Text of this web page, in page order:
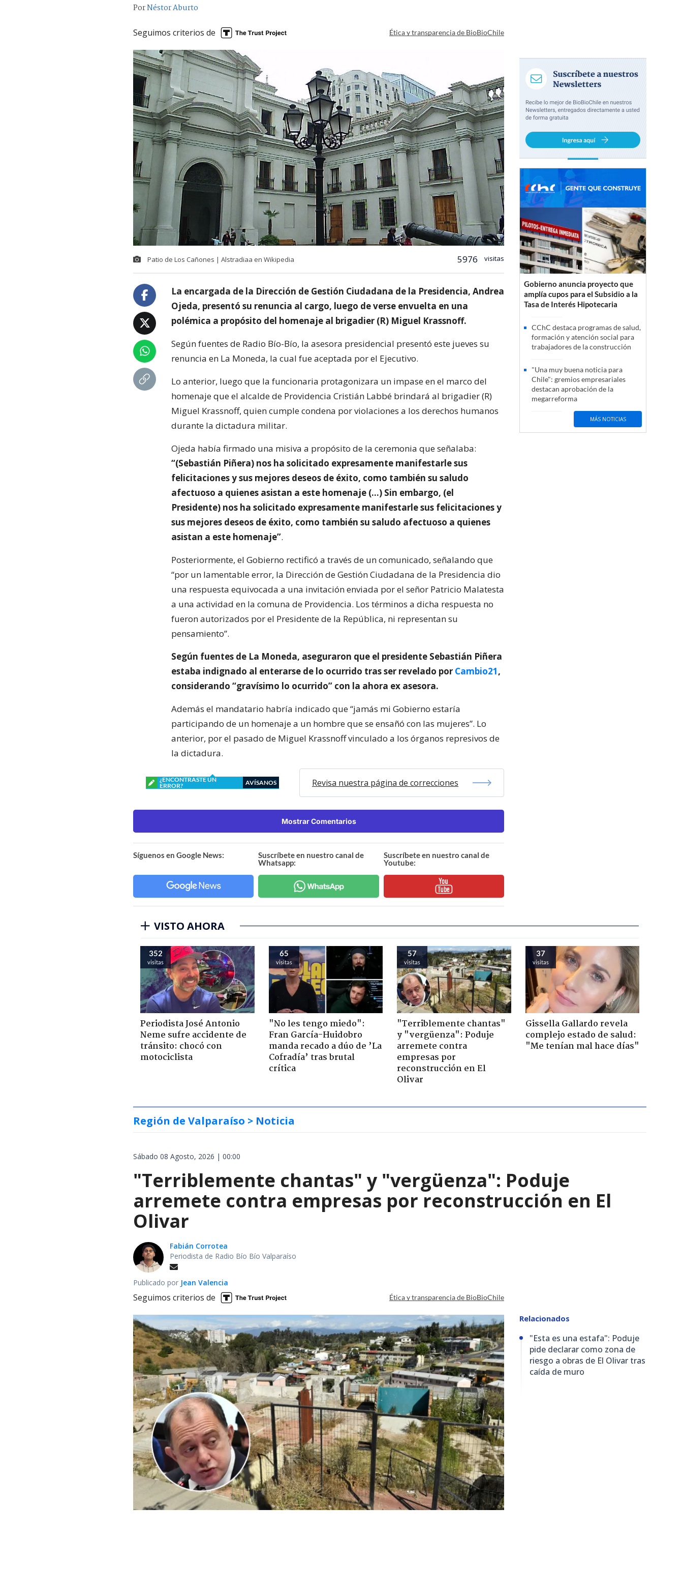
PorNéstor Aburto
Seguimos criterios de Ética y transparencia de BioBioChile
Patio de Los Cañones | Alstradiaa en Wikipedia 5976 visitas
La encargada de la Dirección de Gestión Ciudadana de la Presidencia, Andrea
Ojeda, presentó su renuncia al cargo, luego de verse envuelta en una
polémica a propósito del homenaje al brigadier (R) Miguel Krassnoff.
Según fuentes de Radio Bío-Bío, la asesora presidencial presentó este jueves su
renuncia en La Moneda, la cual fue aceptada por el Ejecutivo.
Lo anterior, luego que la funcionaria protagonizara un impase en el marco del
homenaje que el alcalde de Providencia Cristián Labbé brindará al brigadier (R)
Miguel Krassnoff, quien cumple condena por violaciones a los derechos humanos
durante la dictadura militar.
Ojeda había firmado una misiva a propósito de la ceremonia que señalaba:
“(Sebastián Piñera) nos ha solicitado expresamente manifestarle sus
felicitaciones y sus mejores deseos de éxito, como también su saludo
afectuoso a quienes asistan a este homenaje (…) Sin embargo, (el
Presidente) nos ha solicitado expresamente manifestarle sus felicitaciones y
sus mejores deseos de éxito, como también su saludo afectuoso a quienes
asistan a este homenaje”.
Posteriormente, el Gobierno rectificó a través de un comunicado, señalando que
“por un lamentable error, la Dirección de Gestión Ciudadana de la Presidencia dio
una respuesta equivocada a una invitación enviada por el señor Patricio Malatesta
a una actividad en la comuna de Providencia. Los términos a dicha respuesta no
fueron autorizados por el Presidente de la República, ni representan su
pensamiento”.
Según fuentes de La Moneda, aseguraron que el presidente Sebastián Piñera
estaba indignado al enterarse de lo ocurrido tras ser revelado por Cambio21,
considerando “gravísimo lo ocurrido” con la ahora ex asesora.
Además el mandatario habría indicado que “jamás mi Gobierno estaría
participando de un homenaje a un hombre que se ensañó con las mujeres”. Lo
anterior, por el pasado de Miguel Krassnoff vinculado a los órganos represivos de
la dictadura.
¿ENCONTRASTE UN
ERROR?
AVÍSANOS Revisa nuestra página de correcciones
Mostrar Comentarios
Síguenos en Google News:
Suscríbete en nuestro canal de
Whatsapp:
Suscríbete en nuestro canal de
Youtube:
Gobierno anuncia proyecto que
amplía cupos para el Subsidio a la
Tasa de Interés Hipotecaria
CChC destaca programas de salud,
formación y atención social para
trabajadores de la construcción
"Una muy buena noticia para
Chile": gremios empresariales
destacan aprobación de la
megarreforma
MÁS NOTICIAS
VISTO AHORA
352
visitas
Periodista José Antonio
Neme sufre accidente de
tránsito: chocó con
motociclista
65
visitas
"No les tengo miedo":
Fran García-Huidobro
manda recado a dúo de ’La
Cofradía’ tras brutal
crítica
57
visitas
"Terriblemente chantas"
y "vergüenza": Poduje
arremete contra
empresas por
reconstrucción en El
Olivar
37
visitas
Gissella Gallardo revela
complejo estado de salud:
"Me tenían mal hace días"
Región de Valparaíso > Noticia
Sábado 08 Agosto, 2026 | 00:00
"Terriblemente chantas" y "vergüenza": Poduje
arremete contra empresas por reconstrucción en El
Olivar
Fabián Corrotea
Periodista de Radio Bío Bío Valparaíso
Publicado por Jean Valencia
Seguimos criterios de Ética y transparencia de BioBioChile
Relacionados
"Esta es una estafa": Poduje
pide declarar como zona de
riesgo a obras de El Olivar tras
caída de muro